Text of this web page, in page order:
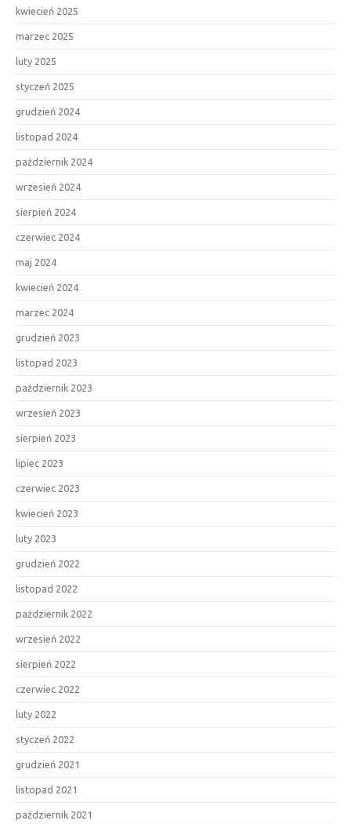
kwiecień 2025
marzec 2025
luty 2025
styczeń 2025
grudzień 2024
listopad 2024
październik 2024
wrzesień 2024
sierpień 2024
czerwiec 2024
maj 2024
kwiecień 2024
marzec 2024
grudzień 2023
listopad 2023
październik 2023
wrzesień 2023
sierpień 2023
lipiec 2023
czerwiec 2023
kwiecień 2023
luty 2023
grudzień 2022
listopad 2022
październik 2022
wrzesień 2022
sierpień 2022
czerwiec 2022
luty 2022
styczeń 2022
grudzień 2021
listopad 2021
październik 2021